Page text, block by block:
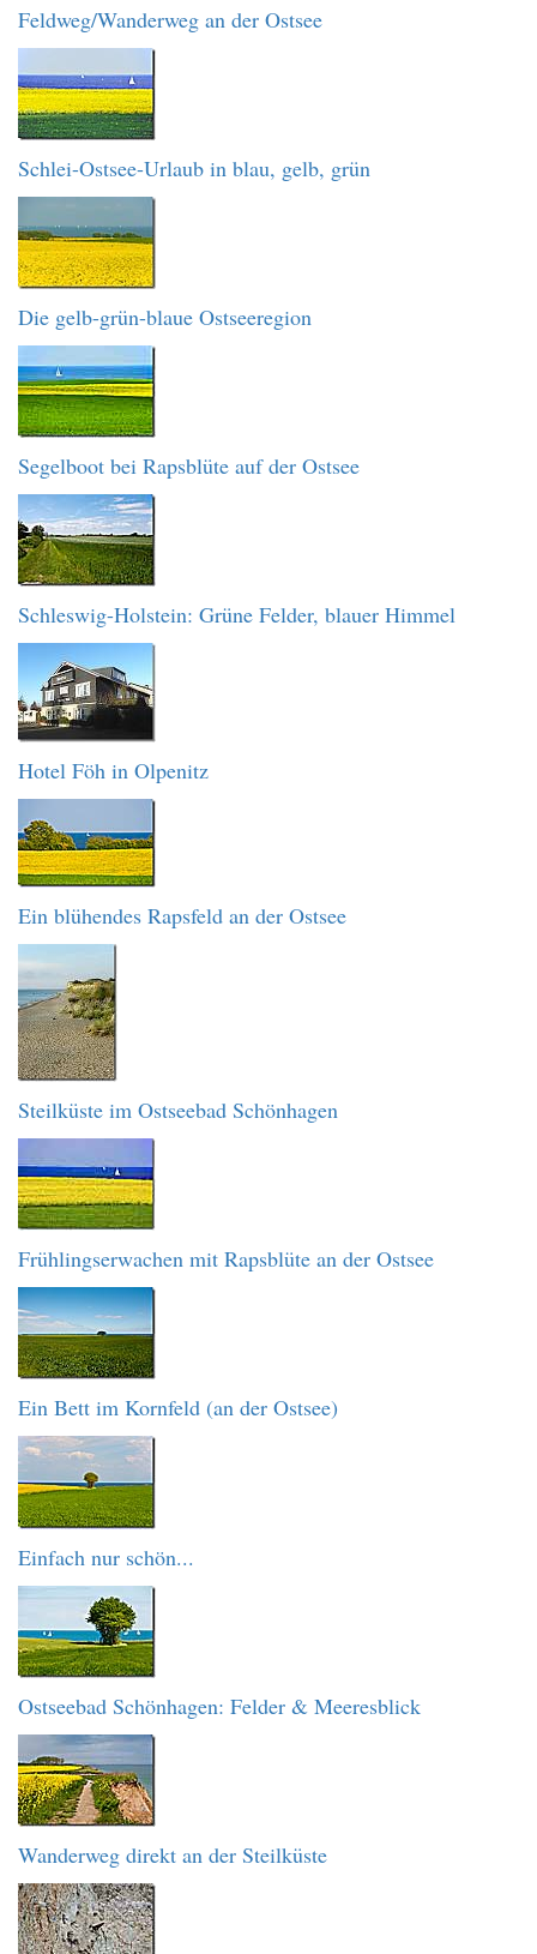
Feldweg/Wanderweg an der Ostsee
Schlei-Ostsee-Urlaub in blau, gelb, grün
Die gelb-grün-blaue Ostseeregion
Segelboot bei Rapsblüte auf der Ostsee
Schleswig-Holstein: Grüne Felder, blauer Himmel
Hotel Föh in Olpenitz
Ein blühendes Rapsfeld an der Ostsee
Steilküste im Ostseebad Schönhagen
Frühlingserwachen mit Rapsblüte an der Ostsee
Ein Bett im Kornfeld (an der Ostsee)
Einfach nur schön...
Ostseebad Schönhagen: Felder & Meeresblick
Wanderweg direkt an der Steilküste